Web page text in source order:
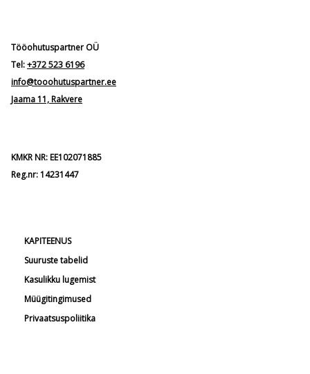
Tööohutuspartner OÜ
Tel:+372 523 6196
info@tooohutuspartner.ee
Jaama 11, Rakvere
KMKR NR: EE102071885
Reg.nr: 14231447
KAPITEENUS
Suuruste tabelid
Kasulikku lugemist
Müügitingimused
Privaatsuspoliitika